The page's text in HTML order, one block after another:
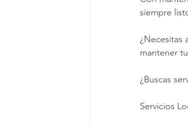
siempre
¿Necesitas
mantener
¿Buscas
Servicios